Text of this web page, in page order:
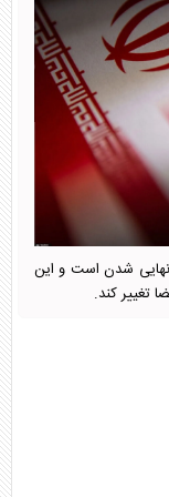
نهایی شدن است و این
تغییر کند.